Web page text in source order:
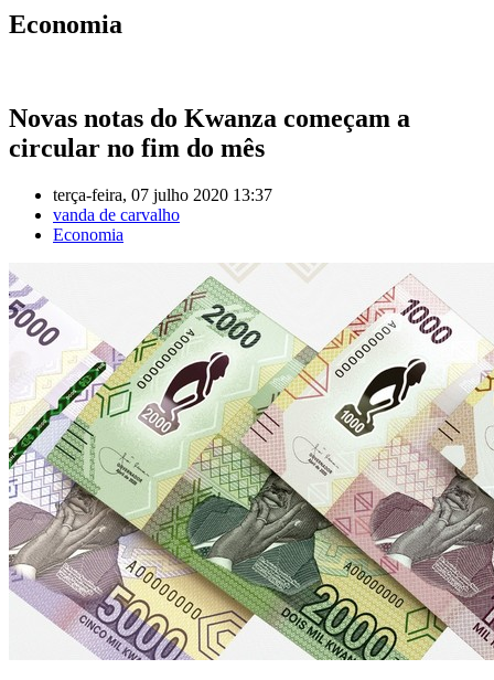
Economia
Novas notas do Kwanza começam a
circular no fim do mês
terça-feira, 07 julho 2020 13:37
vanda de carvalho
Economia